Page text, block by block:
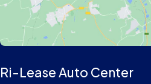
Ri-Lease Auto Center